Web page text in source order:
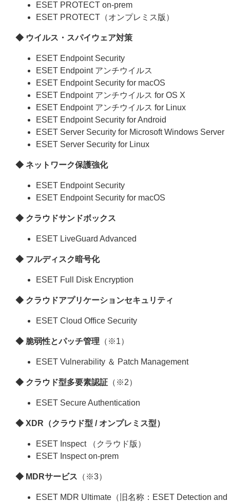
ESET PROTECT on-prem
ESET PROTECT（オンプレミス版）
◆ ウイルス・スパイウェア対策
ESET Endpoint Security
ESET Endpoint アンチウイルス
ESET Endpoint Security for macOS
ESET Endpoint アンチウイルス for OS X
ESET Endpoint アンチウイルス for Linux
ESET Endpoint Security for Android
ESET Server Security for Microsoft Windows Server
ESET Server Security for Linux
◆ ネットワーク保護強化
ESET Endpoint Security
ESET Endpoint Security for macOS
◆ クラウドサンドボックス
ESET LiveGuard Advanced
◆ フルディスク暗号化
ESET Full Disk Encryption
◆ クラウドアプリケーションセキュリティ
ESET Cloud Office Security
◆ 脆弱性とパッチ管理 （※1）
ESET Vulnerability ＆ Patch Management
◆ クラウド型多要素認証 （※2）
ESET Secure Authentication
◆ XDR（クラウド型 / オンプレミス型）
ESET Inspect （クラウド版）
ESET Inspect on-prem
◆ MDRサービス （※3）
ESET MDR Ultimate（旧名称：ESET Detection